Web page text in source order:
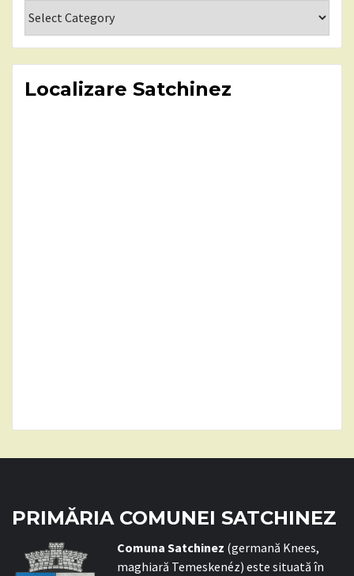
Localizare Satchinez
PRIMĂRIA COMUNEI SATCHINEZ
Comuna Satchinez (germană Knees,
maghiară Temeskenéz) este situată în